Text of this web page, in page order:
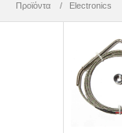
Προϊόντα Electronics